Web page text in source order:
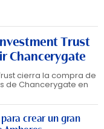
Trust
Chancerygate
cierra la compra de
de Chancerygate en
crear un gran